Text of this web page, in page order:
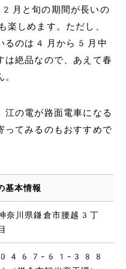
と旬の期間が長いの
しめます。ただし、
るのは4月から5月中
は絶品なので、あえて春
江の電が路面電車になる
ってみるのもおすすめで
基本情報
奈川県鎌倉市腰越3丁
0467-61-388